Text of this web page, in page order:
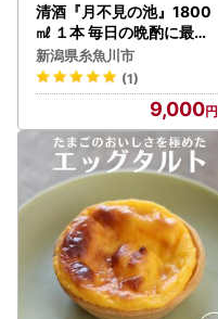
清酒『月不見の池』1800
㎖ １本 毎日の晩酌に最適
新潟県 糸魚川 猪又酒造
新潟県糸魚川市
(1)
9,000